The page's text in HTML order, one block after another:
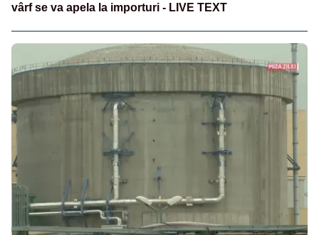
vârf se va apela la importuri - LIVE TEXT